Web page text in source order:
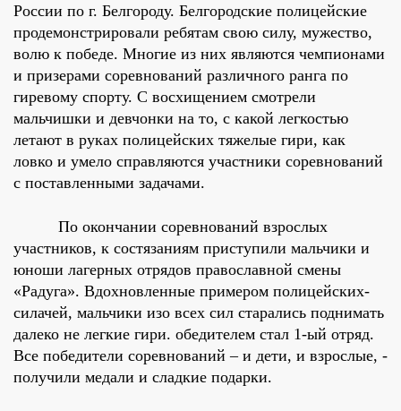
России по г. Белгороду. Белгородские полицейские
продемонстрировали ребятам свою силу, мужество,
волю к победе. Многие из них являются чемпионами
и призерами соревнований различного ранга по
гиревому спорту. С восхищением смотрели
мальчишки и девчонки на то, с какой легкостью
летают в руках полицейских тяжелые гири, как
ловко и умело справляются участники соревнований
с поставленными задачами.
По окончании соревнований взрослых
участников, к состязаниям приступили мальчики и
юноши лагерных отрядов православной смены
«Радуга». Вдохновленные примером полицейских-
силачей, мальчики изо всех сил старались поднимать
далеко не легкие гири. обедителем стал 1-ый отряд.
Все победители соревнований – и дети, и взрослые, -
получили медали и сладкие подарки.